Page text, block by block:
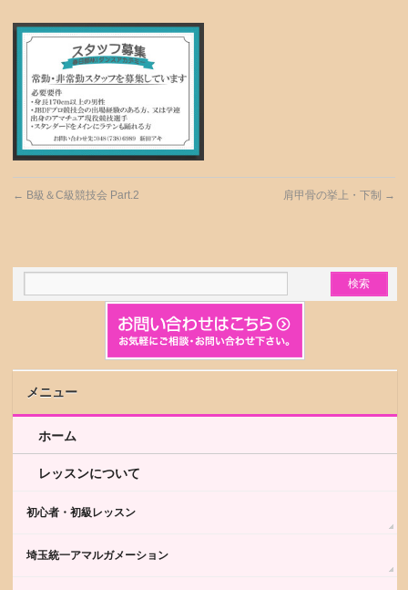
← B級＆C級競技会 Part.2 肩甲骨の挙上・下制 →
メニュー
ホーム
レッスンについて
初心者・初級レッスン
埼玉統一アマルガメーション